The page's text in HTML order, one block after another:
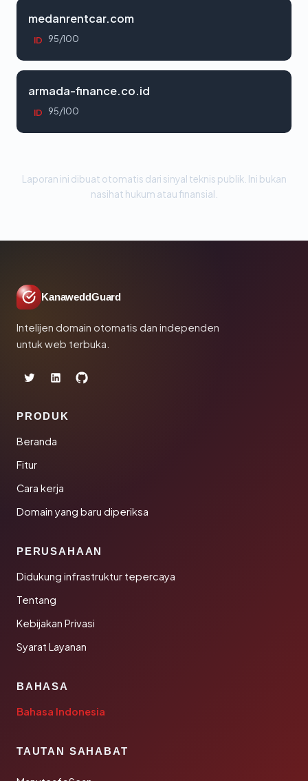
medanrentcar.com
ID 95/100
armada-finance.co.id
ID 95/100
Laporan ini dibuat otomatis dari sinyal teknis publik. Ini bukan
nasihat hukum atau finansial.
KanaweddGuard
Intelijen domain otomatis dan independen
untuk web terbuka.
PRODUK
Beranda
Fitur
Cara kerja
Domain yang baru diperiksa
PERUSAHAAN
Didukung infrastruktur tepercaya
Tentang
Kebijakan Privasi
Syarat Layanan
BAHASA
Bahasa Indonesia
TAUTAN SAHABAT